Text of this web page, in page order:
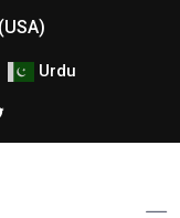
Urdu